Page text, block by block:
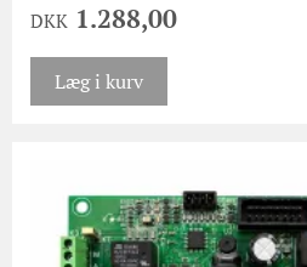
DKK 1.288,00
Læg i kurv